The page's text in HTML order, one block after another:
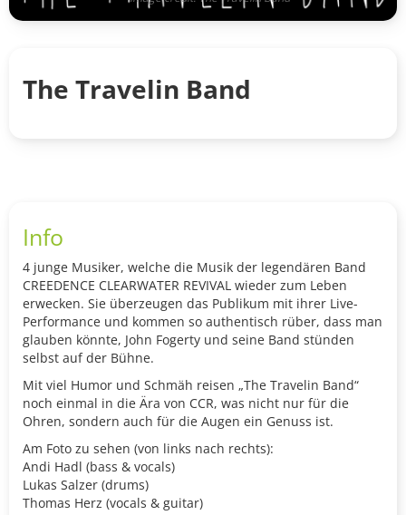
The Travelin Band
Info
4 junge Musiker, welche die Musik der legendären Band
CREEDENCE CLEARWATER REVIVAL wieder zum Leben
erwecken. Sie überzeugen das Publikum mit ihrer Live-
Performance und kommen so authentisch rüber, dass man
glauben könnte, John Fogerty und seine Band stünden
selbst auf der Bühne.
Mit viel Humor und Schmäh reisen „The Travelin Band“
noch einmal in die Ära von CCR, was nicht nur für die
Ohren, sondern auch für die Augen ein Genuss ist.
Am Foto zu sehen (von links nach rechts):
Andi Hadl (bass & vocals)
Lukas Salzer (drums)
Thomas Herz (vocals & guitar)